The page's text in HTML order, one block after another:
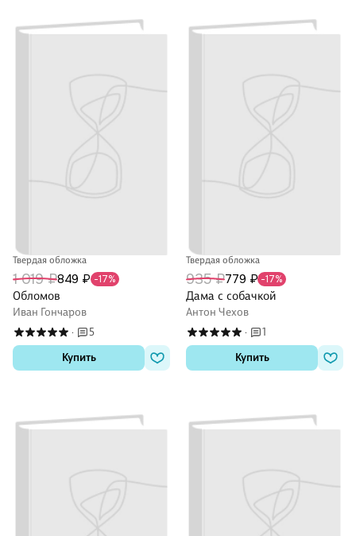
Твердая обложка
1 019 ₽849 ₽ -17%
Обломов
Иван Гончаров
·
5
Купить
Твердая обложка
935 ₽779 ₽ -17%
Дама с собачкой
Антон Чехов
·
1
Купить